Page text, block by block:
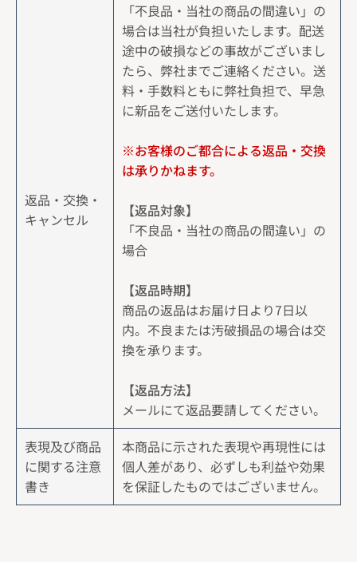
返品・交換・
キャンセル
「不良品・当社の商品の間違い」の
場合は当社が負担いたします。配送
途中の破損などの事故がございまし
たら、弊社までご連絡ください。送
料・手数料ともに弊社負担で、早急
に新品をご送付いたします。
※お客様のご都合による返品・交換
は承りかねます。
【返品対象】
「不良品・当社の商品の間違い」の
場合
【返品時期】
商品の返品はお届け日より7日以
内。不良または汚破損品の場合は交
換を承ります。
【返品方法】
メールにて返品要請してください。
表現及び商品
に関する注意
書き
本商品に示された表現や再現性には
個人差があり、必ずしも利益や効果
を保証したものではございません。